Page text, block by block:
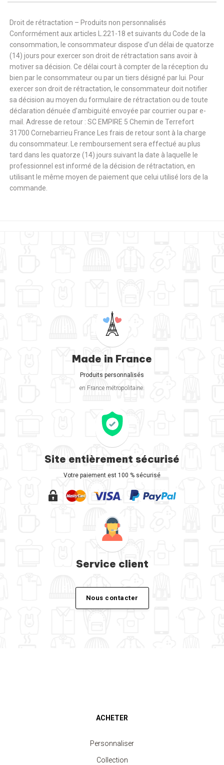
Droit de rétractation – Produits non personnalisés
Conformément aux articles L.221-18 et suivants du Code de la
consommation, le consommateur dispose d’un délai de quatorze
(14) jours pour exercer son droit de rétractation sans avoir à
motiver sa décision. Ce délai court à compter de la réception du
bien par le consommateur ou par un tiers désigné par lui. Pour
exercer son droit de rétractation, le consommateur doit notifier
sa décision au moyen du formulaire de rétractation ou de toute
déclaration dénuée d’ambiguïté envoyée par courrier ou par e-
mail. Adresse de retour : SC EMPIRE 5 Chemin de Terrefort
31700 Cornebarrieu France Les frais de retour sont à la charge
du consommateur. Le remboursement sera effectué au plus
tard dans les quatorze (14) jours suivant la date à laquelle le
professionnel est informé de la décision de rétractation, en
utilisant le même moyen de paiement que celui utilisé lors de la
commande.
Made in France
Produits personnalisés
en France métropolitaine.
Site entièrement sécurisé
Votre paiement est 100 % sécurisé
Service client
Nous contacter
ACHETER
Personnaliser
Collection